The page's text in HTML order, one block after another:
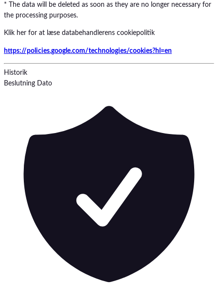
* The data will be deleted as soon as they are no longer necessary for
the processing purposes.
Klik her for at læse databehandlerens cookiepolitik
https://policies.google.com/technologies/cookies?hl=en
Historik
Beslutning Dato